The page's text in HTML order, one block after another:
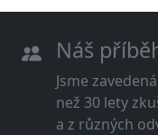
Náš
Jsme
než 30 lety
a z různých